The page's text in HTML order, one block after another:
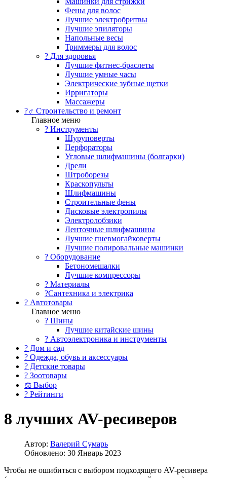
Фены для волос
Лучшие электробритвы
Лучшие эпиляторы
Напольные весы
Триммеры для волос
? Для здоровья
Лучшие фитнес-браслеты
Лучшие умные часы
Электрические зубные щетки
Ирригаторы
Массажеры
?‍♂️ Строительство и ремонт
Главное меню
?️ Инструменты
Шуруповерты
Перфораторы
Угловые шлифмашины (болгарки)
Дрели
Штроборезы
Краскопульты
Шлифмашины
Строительные фены
Дисковые электропилы
Электролобзики
Ленточные шлифмашины
Лучшие пневмогайковерты
Лучшие полировальные машинки
?️ Оборудование
Бетономешалки
Лучшие компрессоры
? Материалы
?Сантехника и электрика
? Автотовары
Главное меню
? Шины
Лучшие китайские шины
? Автоэлектроника и инструменты
? Дом и сад
? Одежда, обувь и аксессуары
? Детские товары
? Зоотовары
⚖ Выбор
? Рейтинги
8 лучших AV-ресиверов
Автор: Валерий Сумарь
Обновлено: 30 Январь 2023
Чтобы не ошибиться с выбором подходящего AV-ресивера